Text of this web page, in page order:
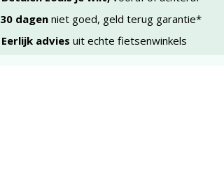
30 dagenniet goed, geld terug garantie*
Eerlijk advies uit echte fietsenwinkels